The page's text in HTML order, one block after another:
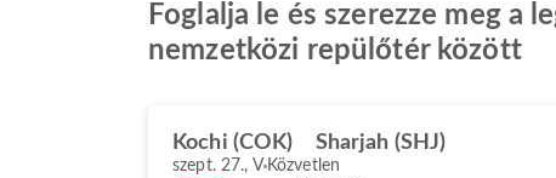
Foglalja le és szerezze meg a
nemzetközi repülőtér között
Kochi (COK) Sharjah (SHJ)
szept. 27., V Közvetlen